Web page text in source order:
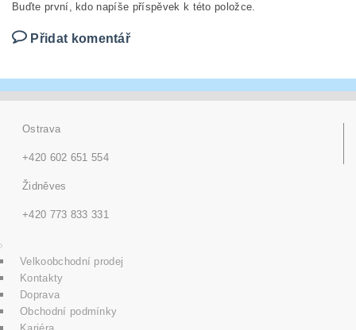
Buďte první, kdo napíše příspěvek k této položce.
Přidat komentář
Ostrava
+420 602 651 554
Židněves
+420 773 833 331
Velkoobchodní prodej
Kontakty
Doprava
Obchodní podmínky